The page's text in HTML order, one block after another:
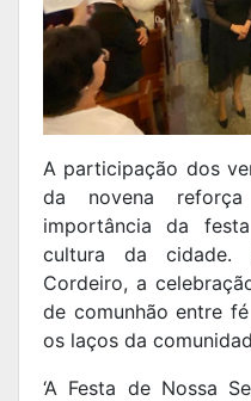
A participação dos
da novena
importância da
cultura da cidade.
Cordeiro, a
de comunhão entre
os laços da
‘A Festa de Nossa